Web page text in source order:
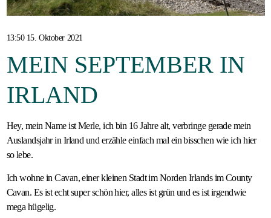
werden
13:50 15. Oktober 2021
MEIN SEPTEMBER IN
IRLAND
Hey, mein Name ist Merle, ich bin 16 Jahre alt, verbringe gerade mein
Auslandsjahr in Irland und erzähle einfach mal ein bisschen wie ich hier
so lebe.
Ich wohne in Cavan, einer kleinen Stadt im Norden Irlands im County
Cavan. Es ist echt super schön hier, alles ist grün und es ist irgendwie
mega hügelig.